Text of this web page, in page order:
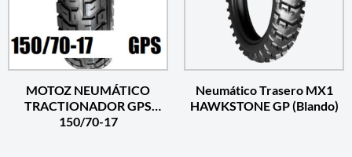
MOTOZ NEUMÁTICO
TRACTIONADOR GPS
150/70-17
Neumático Trasero MX1
HAWKSTONE GP (Blando)